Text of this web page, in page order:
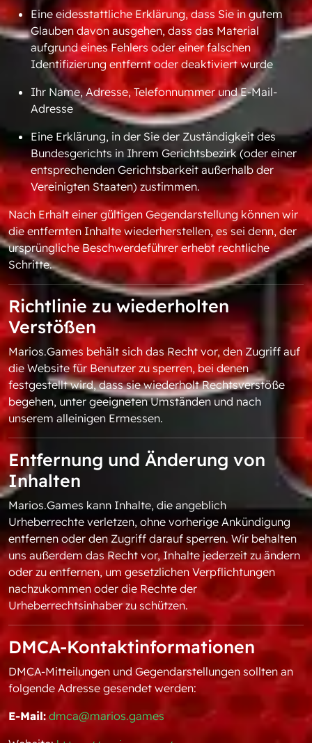
Eine eidesstattliche Erklärung, dass Sie in gutem
Glauben davon ausgehen, dass das Material
aufgrund eines Fehlers oder einer falschen
Identifizierung entfernt oder deaktiviert wurde
Ihr Name, Adresse, Telefonnummer und E-Mail-
Adresse
Eine Erklärung, in der Sie der Zuständigkeit des
Bundesgerichts in Ihrem Gerichtsbezirk (oder einer
entsprechenden Gerichtsbarkeit außerhalb der
Vereinigten Staaten) zustimmen.
Nach Erhalt einer gültigen Gegendarstellung können wir
die entfernten Inhalte wiederherstellen, es sei denn, der
ursprüngliche Beschwerdeführer erhebt rechtliche
Schritte.
Richtlinie zu wiederholten
Verstößen
Marios.Games behält sich das Recht vor, den Zugriff auf
die Website für Benutzer zu sperren, bei denen
festgestellt wird, dass sie wiederholt Rechtsverstöße
begehen, unter geeigneten Umständen und nach
unserem alleinigen Ermessen.
Entfernung und Änderung von
Inhalten
Marios.Games kann Inhalte, die angeblich
Urheberrechte verletzen, ohne vorherige Ankündigung
entfernen oder den Zugriff darauf sperren. Wir behalten
uns außerdem das Recht vor, Inhalte jederzeit zu ändern
oder zu entfernen, um gesetzlichen Verpflichtungen
nachzukommen oder die Rechte der
Urheberrechtsinhaber zu schützen.
DMCA-Kontaktinformationen
DMCA-Mitteilungen und Gegendarstellungen sollten an
folgende Adresse gesendet werden:
E-Mail: dmca@marios.games